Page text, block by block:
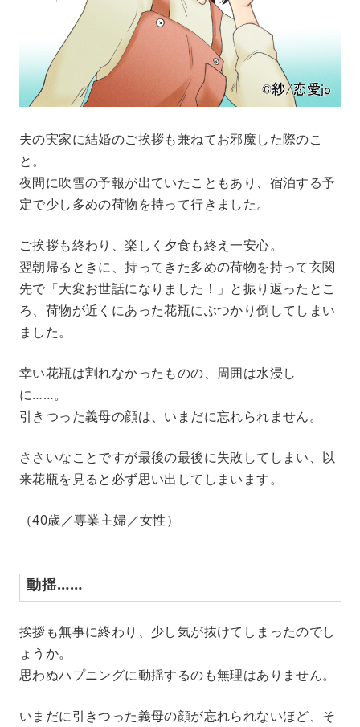
夫の実家に結婚のご挨拶も兼ねてお邪魔した際のこ
と。
夜間に吹雪の予報が出ていたこともあり、宿泊する予
定で少し多めの荷物を持って行きました。
ご挨拶も終わり、楽しく夕食も終え一安心。
翌朝帰るときに、持ってきた多めの荷物を持って玄関
先で「大変お世話になりました！」と振り返ったとこ
ろ、荷物が近くにあった花瓶にぶつかり倒してしまい
ました。
幸い花瓶は割れなかったものの、周囲は水浸し
に……。
引きつった義母の顔は、いまだに忘れられません。
ささいなことですが最後の最後に失敗してしまい、以
来花瓶を見ると必ず思い出してしまいます。
（40歳／専業主婦／女性）
動揺……
挨拶も無事に終わり、少し気が抜けてしまったのでし
ょうか。
思わぬハプニングに動揺するのも無理はありません。
いまだに引きつった義母の顔が忘れられないほど、そ